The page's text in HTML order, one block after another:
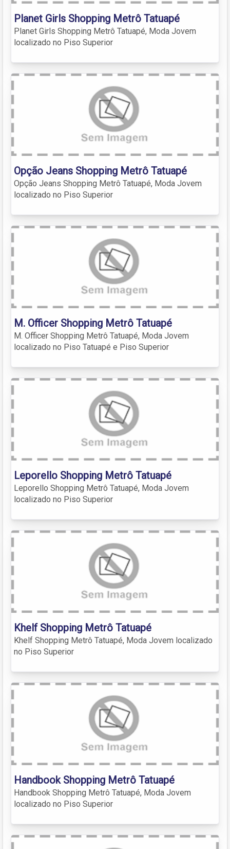
Planet Girls Shopping Metrô Tatuapé
Planet Girls Shopping Metrô Tatuapé, Moda Jovem
localizado no Piso Superior
Opção Jeans Shopping Metrô Tatuapé
Opção Jeans Shopping Metrô Tatuapé, Moda Jovem
localizado no Piso Superior
M. Officer Shopping Metrô Tatuapé
M. Officer Shopping Metrô Tatuapé, Moda Jovem
localizado no Piso Tatuapé e Piso Superior
Leporello Shopping Metrô Tatuapé
Leporello Shopping Metrô Tatuapé, Moda Jovem
localizado no Piso Superior
Khelf Shopping Metrô Tatuapé
Khelf Shopping Metrô Tatuapé, Moda Jovem localizado
no Piso Superior
Handbook Shopping Metrô Tatuapé
Handbook Shopping Metrô Tatuapé, Moda Jovem
localizado no Piso Superior